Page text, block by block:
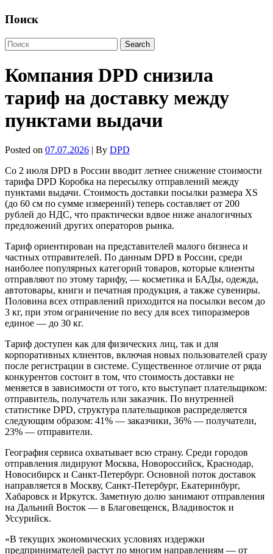
Поиск
Компания DPD снизила
тариф на доставку между
пунктами выдачи
Posted on 07.07.2026 | By DPD
Со 2 июля DPD в России вводит летнее снижение стоимости
тарифа DPD Коробка на пересылку отправлений между
пунктами выдачи. Стоимость доставки посылки размера XS
(до 60 см по сумме измерений) теперь составляет от 200
рублей до НДС, что практически вдвое ниже аналогичных
предложений других операторов рынка.
Тариф ориентирован на представителей малого бизнеса и
частных отправителей. По данным DPD в России, среди
наиболее популярных категорий товаров, которые клиенты
отправляют по этому тарифу, — косметика и БАДы, одежда,
автотовары, книги и печатная продукция, а также сувениры.
Половина всех отправлений приходится на посылки весом до
3 кг, при этом ограничение по весу для всех типоразмеров
единое — до 30 кг.
Тариф доступен как для физических лиц, так и для
корпоративных клиентов, включая новых пользователей сразу
после регистрации в системе. Существенное отличие от ряда
конкурентов состоит в том, что стоимость доставки не
меняется в зависимости от того, кто выступает плательщиком:
отправитель, получатель или заказчик. По внутренней
статистике DPD, структура плательщиков распределяется
следующим образом: 41% — заказчики, 36% — получатели,
23% — отправители.
География сервиса охватывает всю страну. Среди городов
отправления лидируют Москва, Новороссийск, Краснодар,
Новосибирск и Санкт-Петербург. Основной поток доставок
направляется в Москву, Санкт-Петербург, Екатеринбург,
Хабаровск и Иркутск. Заметную долю занимают отправления
на Дальний Восток — в Благовещенск, Владивосток и
Уссурийск.
«В текущих экономических условиях издержки
предпринимателей растут по многим направлениям — от